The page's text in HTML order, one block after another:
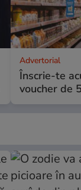
Advertorial
Înscrie-te
voucher de